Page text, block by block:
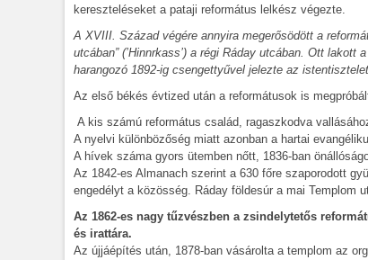
kereszteléseket a pataji református lelkész végezte.
A XVIII. Század végére annyira megerősödött a
utcában” (’Hinnrkass’) a régi Ráday utcában. Ott
harangozó 1892-ig csengettyűvel jelezte az
Az első békés évtized után a reformátusok is
A kis számú református család, ragaszkodva
A nyelvi különbözőség miatt azonban a hartai
A hívek száma gyors ütemben nőtt, 1836-ban
Az 1842-es Almanach szerint a 630 főre szaporodott
engedélyt a közösség. Ráday földesúr a mai Templom
Az 1862-es nagy tűzvészben a zsindelytetős
és irattára.
Az újjáépítés után, 1878-ban vásárolta a templom az